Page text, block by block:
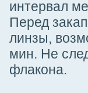
интервал
Перед
линзы,
мин. Не
флакона.